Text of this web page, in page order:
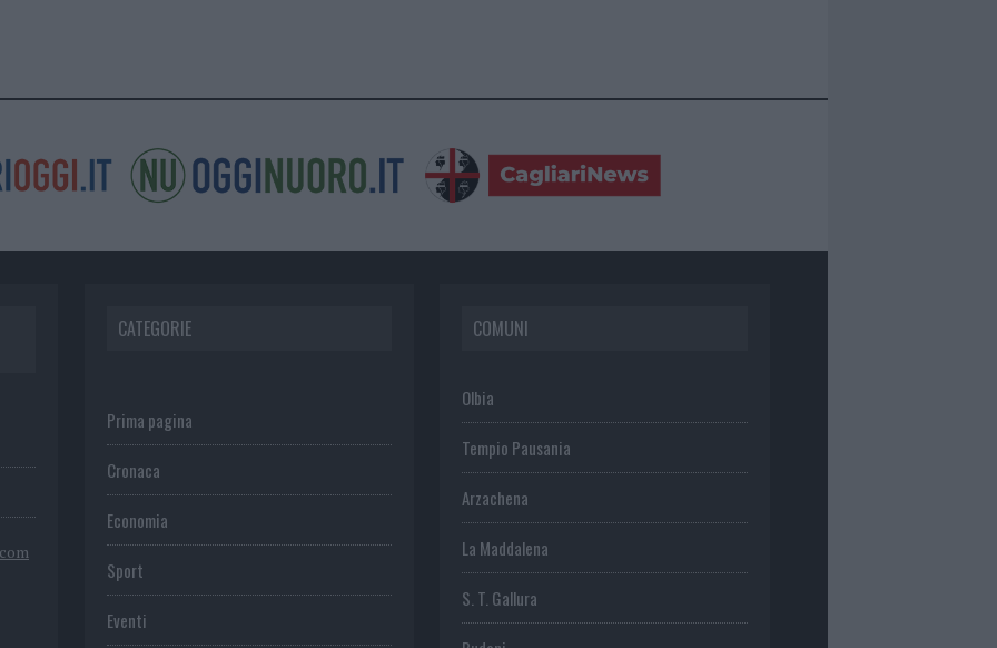
CATEGORIE
Prima pagina
Cronaca
Economia
Sport
Eventi
COMUNI
Olbia
Tempio Pausania
Arzachena
La Maddalena
S. T. Gallura